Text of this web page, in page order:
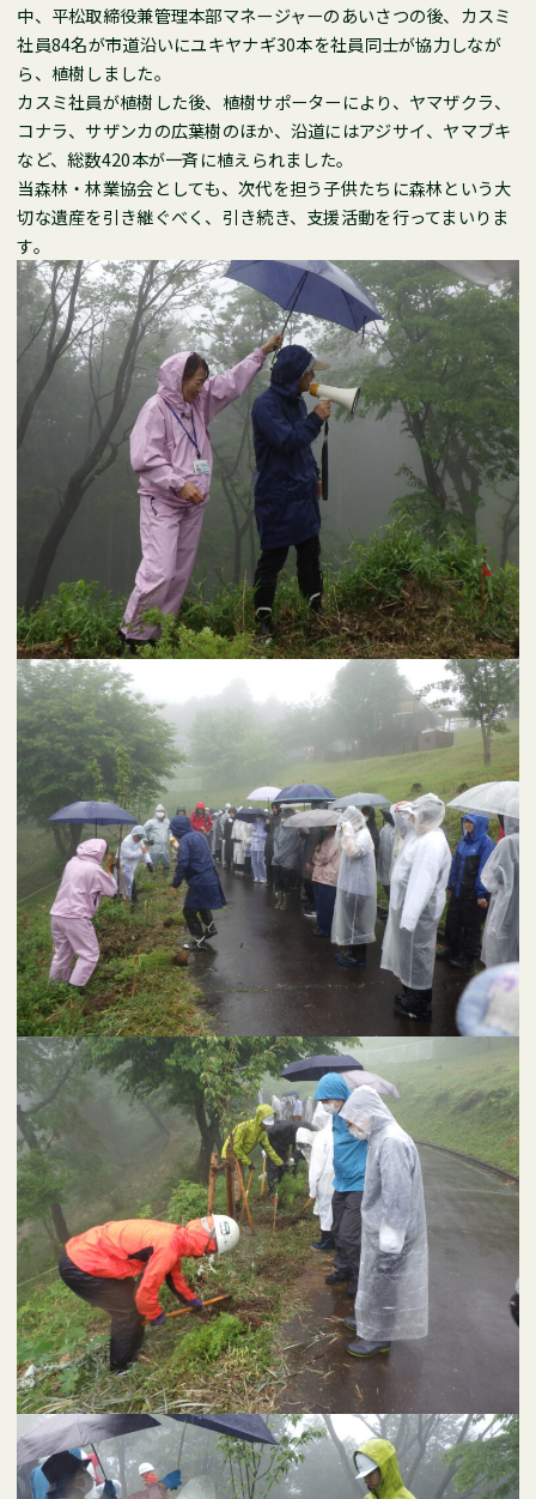
中、平松取締役兼管理本部マネージャーのあいさつの後、カスミ
社員84名が市道沿いにユキヤナギ30本を社員同士が協力しなが
ら、植樹しました。
カスミ社員が植樹した後、植樹サポーターにより、ヤマザクラ、
コナラ、サザンカの広葉樹のほか、沿道にはアジサイ、ヤマブキ
など、総数420本が一斉に植えられました。
当森林・林業協会としても、次代を担う子供たちに森林という大
切な遺産を引き継ぐべく、引き続き、支援活動を行ってまいりま
す。